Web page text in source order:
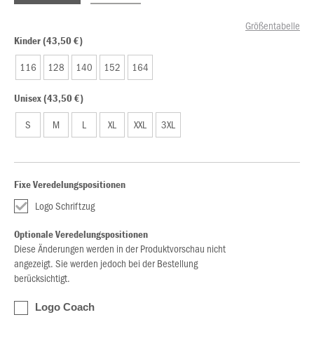
Größentabelle
Kinder (43,50 €)
116 128 140 152 164
Unisex (43,50 €)
S M L XL XXL 3XL
Fixe Veredelungspositionen
Logo Schriftzug
Optionale Veredelungspositionen
Diese Änderungen werden in der Produktvorschau nicht
angezeigt. Sie werden jedoch bei der Bestellung
berücksichtigt.
Logo Coach